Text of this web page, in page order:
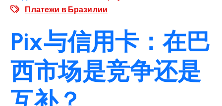
Платежи в Бразилии
Pix与信用卡：在巴
西市场是竞争还是